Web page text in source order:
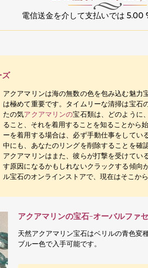
電信送金を介して支払いでは 5.00
ズ
アクアマリンは海の無数の色を包み込む魅力
は極めて重要です。タイムリーな清掃は宝石
たの気アクアマリンの宝石類は、どのように
ること、それを着用することを知ることから
ーを着用する場合は、必ず手動仕事をして
中にも、あなたのリングを削除することを確
アクアマリンはまた、彼らが打撃を受けてい
す原因になるかもしれないクラックする傾向
ル宝石のオンラインストアで、現在はそこか
アクアマリンの宝石-オーバルファ
天然アクアマリン宝石はベリルの青色変
ブルー色で入手可能です。